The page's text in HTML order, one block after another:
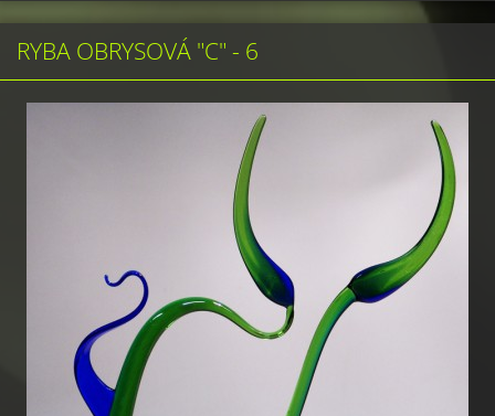
RYBA OBRYSOVÁ "C" - 6